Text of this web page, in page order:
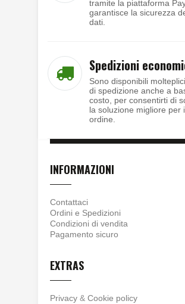
tramite la piattaforma
garantisce la sicurezza
dati.
Spedizioni
Sono disponibili
di spedizione anche a
costo, per consentirti di
la soluzione migliore per
ordine.
INFORMAZIONI
Contattaci
Ordini e Spedizioni
Condizioni di vendita
Pagamento sicuro
EXTRAS
Privacy & Cookie policy